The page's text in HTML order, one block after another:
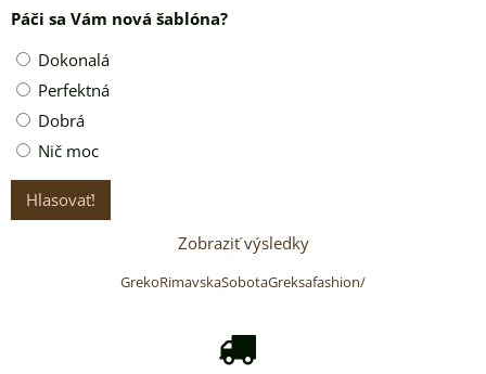
Páči sa Vám nová šablóna?
Dokonalá
Perfektná
Dobrá
Nič moc
Hlasovať!
Zobraziť výsledky
GrekoRimavskaSobotaGreksafashion/